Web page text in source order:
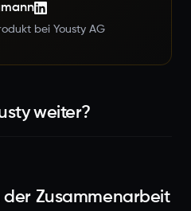
bei Yousty AG
weiter?
der Zusammenarbeit